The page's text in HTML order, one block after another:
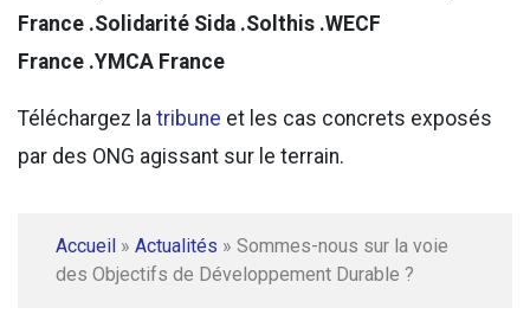
France .Solidarité Sida .Solthis .WECF
France .YMCA France
Téléchargez la tribune et les cas concrets exposés
par des ONG agissant sur le terrain.
Accueil » Actualités » Sommes-nous sur la voie
des Objectifs de Développement Durable ?